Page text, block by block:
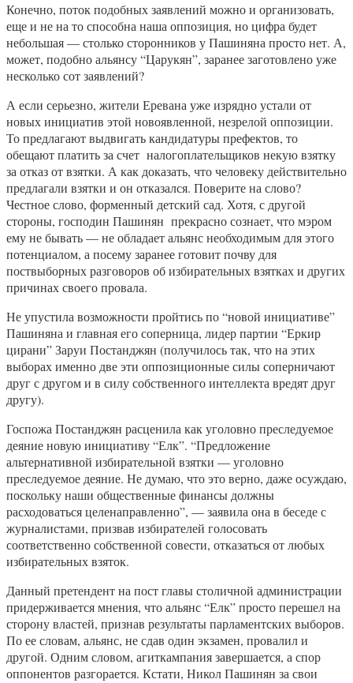
Конечно, поток подобных заявлений можно и организовать,
еще и не на то способна наша оппозиция, но цифра будет
небольшая — столько сторонников у Пашиняна просто нет. А,
может, подобно альянсу “Царукян”, заранее заготовлено уже
несколько сот заявлений?
А если серьезно, жители Еревана уже изрядно устали от
новых инициатив этой новоявленной, незрелой оппозиции.
То предлагают выдвигать кандидатуры префектов, то
обещают платить за счет налогоплательщиков некую взятку
за отказ от взятки. А как доказать, что человеку действительно
предлагали взятки и он отказался. Поверите на слово?
Честное слово, форменный детский сад. Хотя, с другой
стороны, господин Пашинян прекрасно сознает, что мэром
ему не бывать — не обладает альянс необходимым для этого
потенциалом, а посему заранее готовит почву для
поствыборных разговоров об избирательных взятках и других
причинах своего провала.
Не упустила возможности пройтись по “новой инициативе”
Пашиняна и главная его соперница, лидер партии “Еркир
цирани” Заруи Постанджян (получилось так, что на этих
выборах именно две эти оппозиционные силы соперничают
друг с другом и в силу собственного интеллекта вредят друг
другу).
Госпожа Постанджян расценила как уголовно преследуемое
деяние новую инициативу “Елк”. “Предложение
альтернативной избирательной взятки — уголовно
преследуемое деяние. Не думаю, что это верно, даже осуждаю,
поскольку наши общественные финансы должны
расходоваться целенаправленно”, — заявила она в беседе с
журналистами, призвав избирателей голосовать
соответственно собственной совести, отказаться от любых
избирательных взяток.
Данный претендент на пост главы столичной администрации
придерживается мнения, что альянс “Елк” просто перешел на
сторону властей, признав результаты парламентских выборов.
По ее словам, альянс, не сдав один экзамен, провалил и
другой. Одним словом, агиткампания завершается, а спор
оппонентов разгорается. Кстати, Никол Пашинян за свои